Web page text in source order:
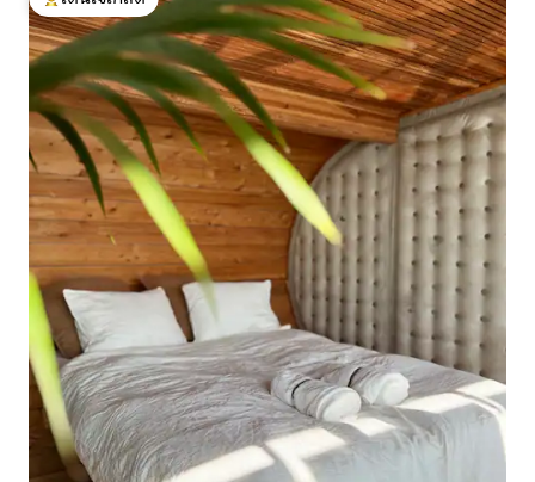
โดนใจเกสต์ที่สุด